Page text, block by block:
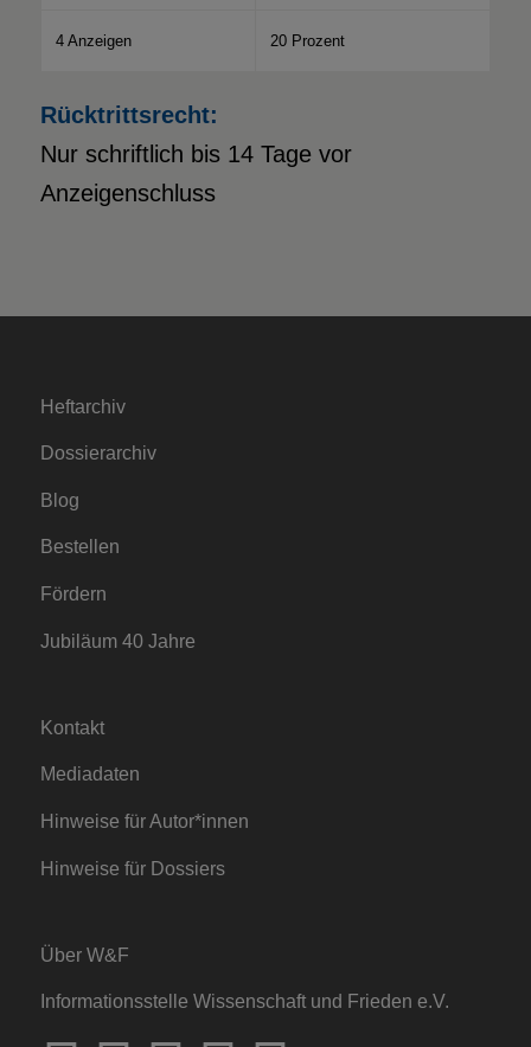
4 Anzeigen 20 Prozent
Rücktrittsrecht:
Nur schriftlich bis 14 Tage vor
Anzeigenschluss
Heftarchiv
Dossierarchiv
Blog
Bestellen
Fördern
Jubiläum 40 Jahre
Kontakt
Mediadaten
Hinweise für Autor*innen
Hinweise für Dossiers
Über W&F
Informationsstelle Wissenschaft und Frieden e.V.